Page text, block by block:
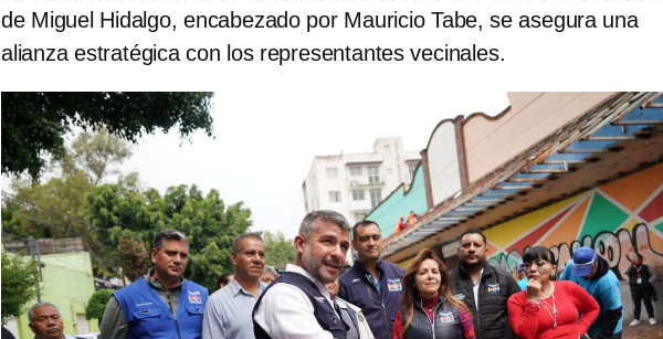
de Miguel Hidalgo, encabezado por Mauricio Tabe, se asegura una
alianza estratégica con los representantes vecinales.